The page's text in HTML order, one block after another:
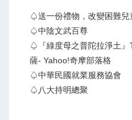
♤送一份禮物，改變困難兒
♤中陰文武百尊
♤『綠度母之普陀拉淨土
薩- Yahoo!奇摩部落格
♤中華民國就業服務協會
♤八大持明總聚